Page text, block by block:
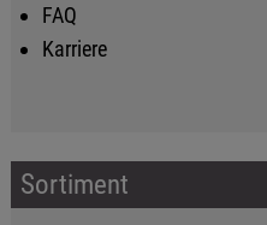
FAQ
Karriere
Sortiment